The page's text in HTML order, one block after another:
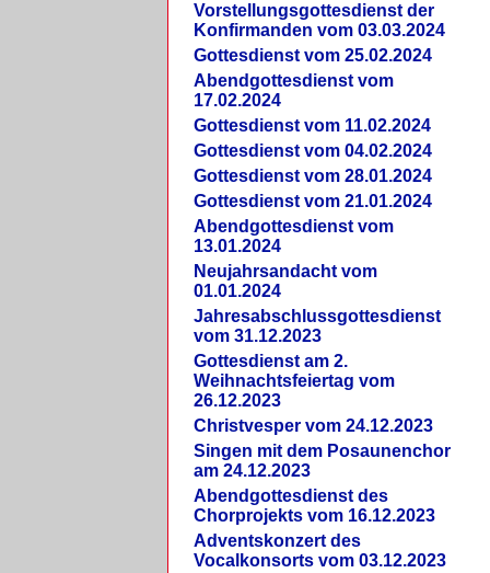
Vorstellungsgottesdienst der
Konfirmanden vom 03.03.2024
Gottesdienst vom 25.02.2024
Abendgottesdienst vom
17.02.2024
Gottesdienst vom 11.02.2024
Gottesdienst vom 04.02.2024
Gottesdienst vom 28.01.2024
Gottesdienst vom 21.01.2024
Abendgottesdienst vom
13.01.2024
Neujahrsandacht vom
01.01.2024
Jahresabschlussgottesdienst
vom 31.12.2023
Gottesdienst am 2.
Weihnachtsfeiertag vom
26.12.2023
Christvesper vom 24.12.2023
Singen mit dem Posaunenchor
am 24.12.2023
Abendgottesdienst des
Chorprojekts vom 16.12.2023
Adventskonzert des
Vocalkonsorts vom 03.12.2023